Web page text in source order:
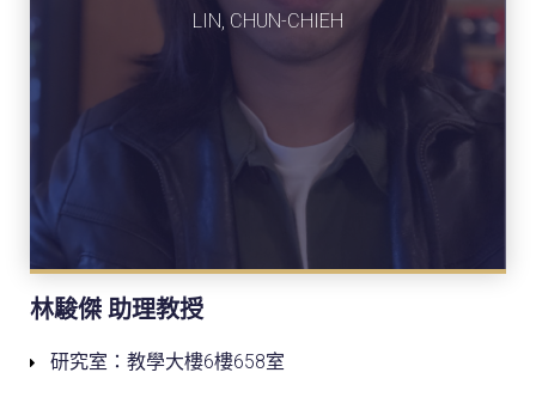
LIN, CHUN-CHIEH
林駿傑 助理教授
研究室：教學大樓6樓658室